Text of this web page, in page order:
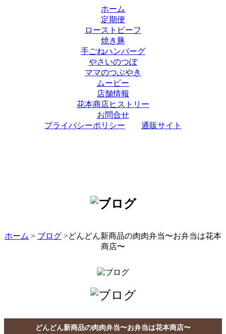
ホーム
定期便
ローストビーフ
焼き豚
手ごねハンバーグ
やさいのつぼ
ママのつぶやき
ムービー
店舗情報
花本商店ヒストリー
お問合せ
プライバシーポリシー
通販サイト
ホーム > ブログ >どんどん新商品の肉肉弁当〜お弁当は花本
商店〜
どんどん新商品の肉肉弁当〜お弁当は花本商店〜